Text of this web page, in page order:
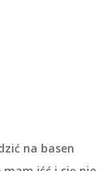
na basen